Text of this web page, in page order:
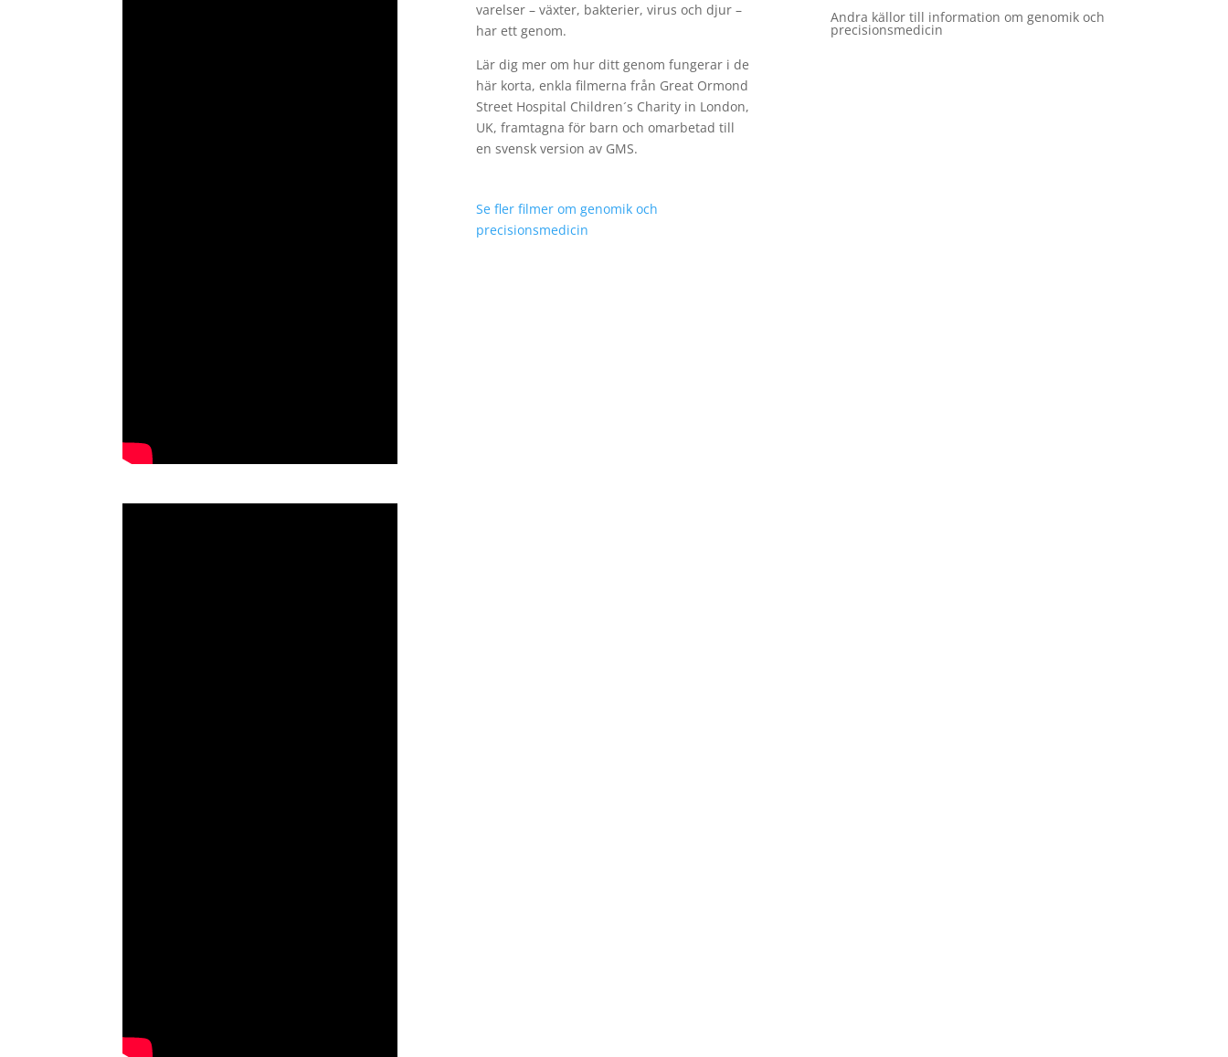
varelser – växter, bakterier, virus och djur –
har ett genom.
Lär dig mer om hur ditt genom fungerar i de
här korta, enkla filmerna från Great Ormond
Street Hospital Children´s Charity in London,
UK, framtagna för barn och omarbetad till
en svensk version av GMS.
Se fler filmer om genomik och
precisionsmedicin
Andra källor till information om genomik och
precisionsmedicin